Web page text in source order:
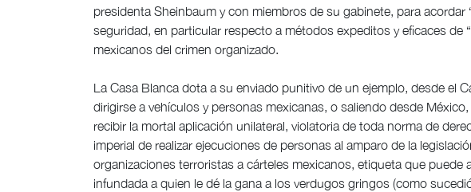
presidenta Sheinbaum y con miembros de su gabinete, para acordar
seguridad, en particular respecto a métodos expeditos y eficaces de
mexicanos del crimen organizado.
La Casa Blanca dota a su enviado punitivo de un ejemplo, desde el
dirigirse a vehículos y personas mexicanas, o saliendo desde
recibir la mortal aplicación unilateral, violatoria de toda norma de
imperial de realizar ejecuciones de personas al amparo de la
organizaciones terroristas a cárteles mexicanos, etiqueta que puede
infundada a quien le dé la gana a los verdugos gringos (como